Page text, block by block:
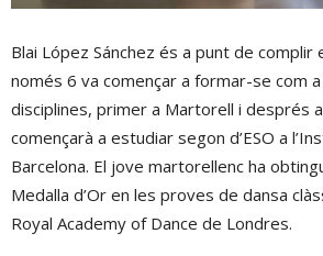
Blai López Sánchez és a punt de complir
només 6 va començar a formar-se com
disciplines, primer a Martorell i després
començarà a estudiar segon d’ESO a
Barcelona. El jove martorellenc ha
Medalla d’Or en les proves de dansa
Royal Academy of Dance de Londres.